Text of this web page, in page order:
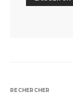
RECHERCHER